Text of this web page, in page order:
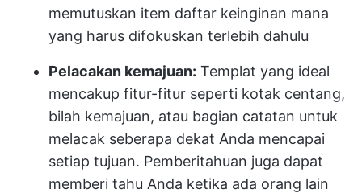
memutuskan item daftar keinginan mana
yang harus difokuskan terlebih dahulu
Pelacakan kemajuan: Templat yang ideal
mencakup fitur-fitur seperti kotak centang,
bilah kemajuan, atau bagian catatan untuk
melacak seberapa dekat Anda mencapai
setiap tujuan. Pemberitahuan juga dapat
memberi tahu Anda ketika ada orang lain